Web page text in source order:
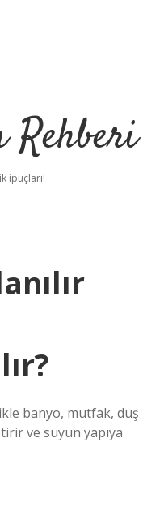
ipuçları!
banyo, mutfak, duş
ve suyun yapıya